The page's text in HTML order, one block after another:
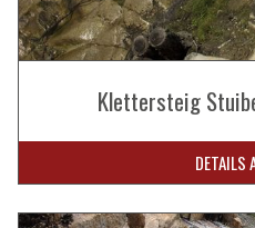
Klettersteig
DETAILS